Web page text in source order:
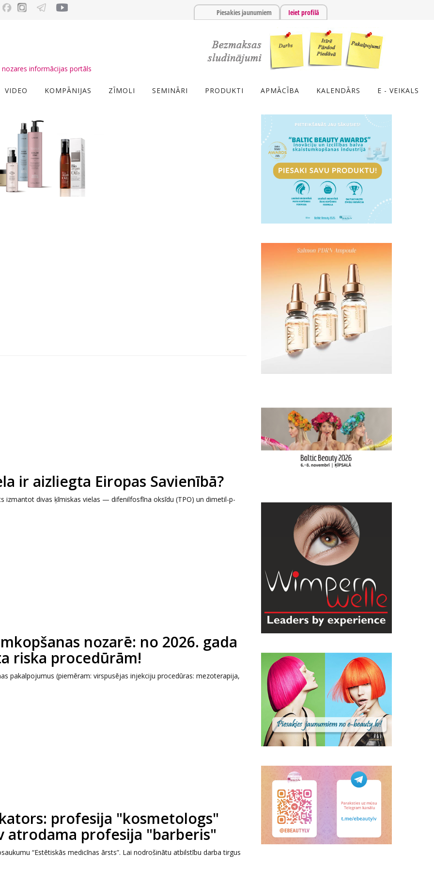
Piesakies jaunumiem Ieiet profilā
informācijas portāls
VIDEO KOMPĀNIJAS ZĪMOLI SEMINĀRI PRODUKTI APMĀCĪBA KALENDĀRS E - VEIKALS
ir aizliegta Eiropas Savienībā?
izmantot divas ķīmiskas vielas — difenilfosfīna oksīdu (TPO) un dimetil-p-
nozarē: no 2026. gada
riska procedūrām!
pakalpojumus (piemēram: virspusējas injekciju procedūras: mezoterapija,
profesija "kosmetologs"
atrodama profesija "barberis"
“Estētiskās medicīnas ārsts”. Lai nodrošinātu atbilstību darba tirgus